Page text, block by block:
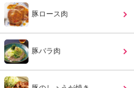
豚ロース肉
豚バラ肉